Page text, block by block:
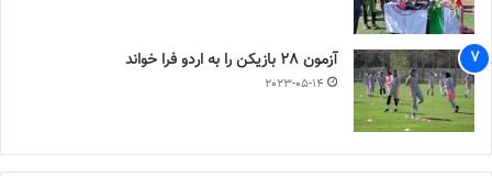
آزمون 28 بازیکن را به اردو فرا خواند
2023-05-14